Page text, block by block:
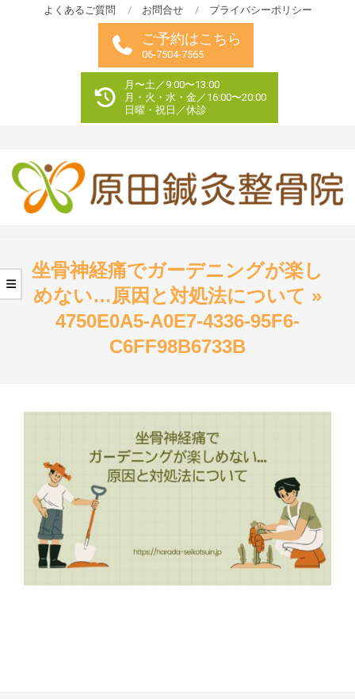
よくあるご質問 お問合せ プライバシーポリシー
ご予約はこちら
06-7504-7565
月〜土／9:00〜13:00
月・火・水・金／16:00〜20:00
日曜・祝日／休診
Menu
坐骨神経痛でガーデニングが楽し
めない…原因と対処法について »
4750E0A5-A0E7-4336-95F6-
C6FF98B6733B